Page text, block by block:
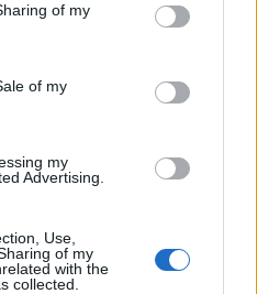
of my
of my
my
Advertising.
Use,
of my
with the
collected.
felfrissülést
időjárás-